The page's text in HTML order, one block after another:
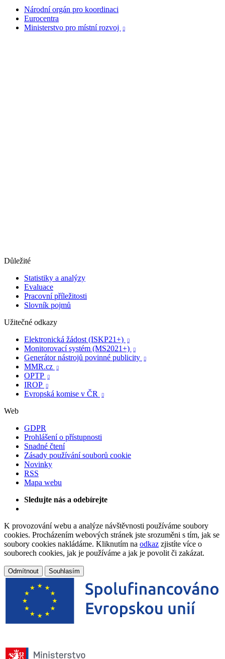
Národní orgán pro koordinaci
Eurocentra
Ministerstvo pro místní rozvoj

Důležité
Statistiky a analýzy
Evaluace
Pracovní příležitosti
Slovník pojmů
Užitečné odkazy
Elektronická žádost (ISKP21+)

Monitorovací systém (MS2021+) 
Generátor nástrojů povinné publicity 
MMR.cz 
OPTP 
IROP 
Evropská komise v ČR 
Web
GDPR
Prohlášení o přístupnosti
Snadné čtení
Zásady používání souborů cookie
Novinky
RSS
Mapa webu
Sledujte nás a odebírejte
K provozování webu a analýze návštěvnosti používáme soubory
cookies. Procházením webových stránek jste srozuměni s tím, jak se
soubory cookies nakládáme. Kliknutím na odkaz zjistíte více o
souborech cookies, jak je používáme a jak je povolit či zakázat.
Odmítnout Souhlasím